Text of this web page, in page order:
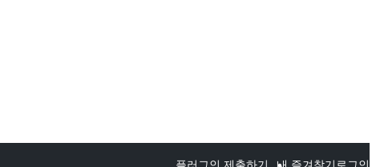
플러그인 제출하기 내 즐겨찾기 로그인